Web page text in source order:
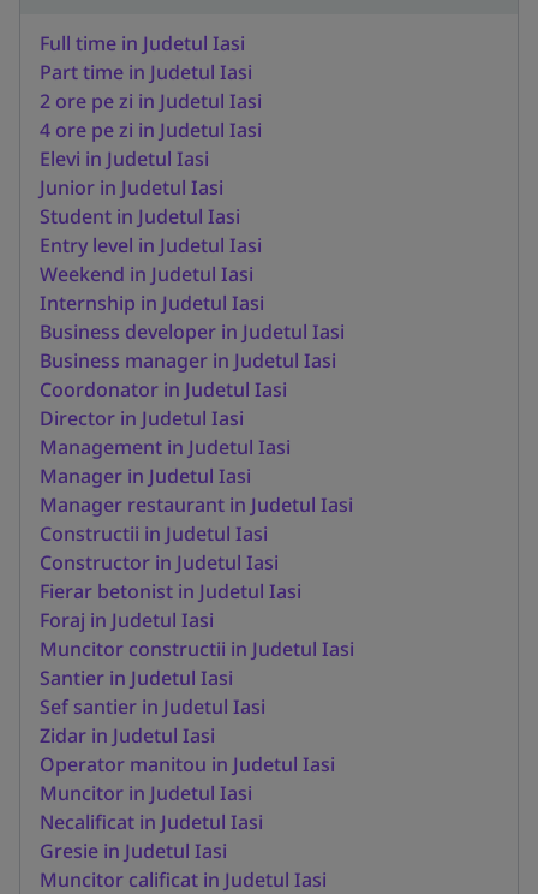
Full time in Judetul Iasi
Part time in Judetul Iasi
2 ore pe zi in Judetul Iasi
4 ore pe zi in Judetul Iasi
Elevi in Judetul Iasi
Junior in Judetul Iasi
Student in Judetul Iasi
Entry level in Judetul Iasi
Weekend in Judetul Iasi
Internship in Judetul Iasi
Business developer in Judetul Iasi
Business manager in Judetul Iasi
Coordonator in Judetul Iasi
Director in Judetul Iasi
Management in Judetul Iasi
Manager in Judetul Iasi
Manager restaurant in Judetul Iasi
Constructii in Judetul Iasi
Constructor in Judetul Iasi
Fierar betonist in Judetul Iasi
Foraj in Judetul Iasi
Muncitor constructii in Judetul Iasi
Santier in Judetul Iasi
Sef santier in Judetul Iasi
Zidar in Judetul Iasi
Operator manitou in Judetul Iasi
Muncitor in Judetul Iasi
Necalificat in Judetul Iasi
Gresie in Judetul Iasi
Muncitor calificat in Judetul Iasi